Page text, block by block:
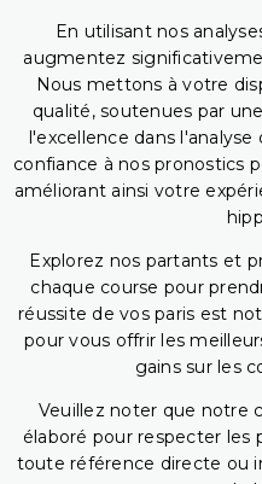
En utilisant nos
augmentez
Nous mettons à votre
qualité, soutenues par
l'excellence dans
confiance à nos pronostics
améliorant ainsi votre
Explorez nos partants et
chaque course pour
réussite de vos paris est
pour vous offrir les
gains sur les
Veuillez noter que notre
élaboré pour respecter les
toute référence directe ou